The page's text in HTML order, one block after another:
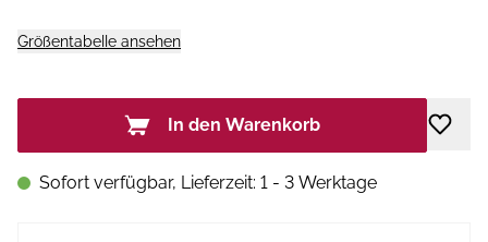
Größentabelle ansehen
In den Warenkorb
Sofort verfügbar, Lieferzeit: 1 - 3 Werktage